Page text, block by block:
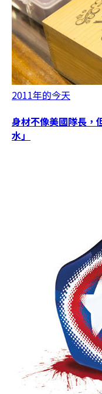
2011年的今天
身材不像美國隊長，
水」